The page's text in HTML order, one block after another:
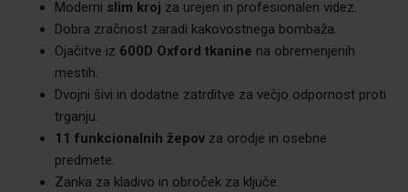
Moderni slim kroj za urejen in profesionalen videz.
Dobra zračnost zaradi kakovostnega bombaža.
Ojačitve iz 600D Oxford tkanine na obremenjenih
mestih.
Dvojni šivi in dodatne zatrditve za večjo odpornost proti
trganju.
11 funkcionalnih žepov za orodje in osebne
predmete.
Zanka za kladivo in obroček za ključe.